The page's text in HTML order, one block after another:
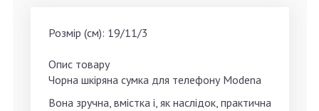
Розмір (см): 19/11/3
Опис товару
Чорна шкіряна сумка для телефону Modena
Вона зручна, вмістка і, як наслідок, практична